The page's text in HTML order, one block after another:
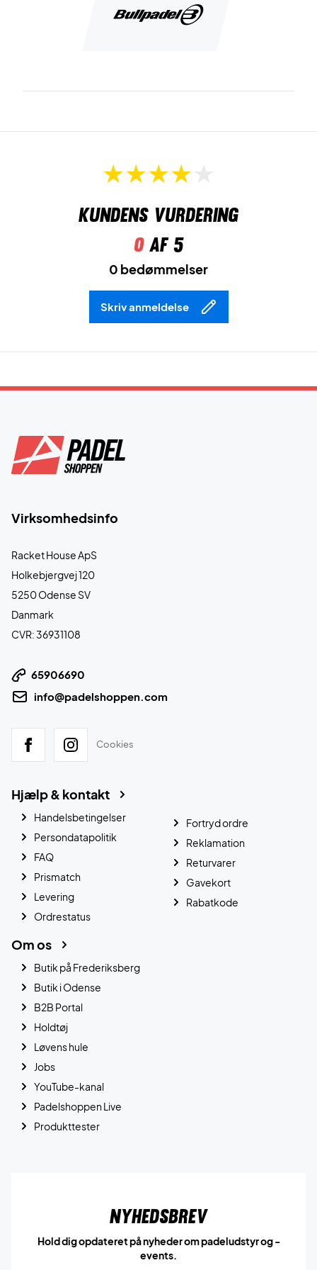
rammebeskytter placeret langs
Kundens vurdering
0af 5
0 bedømmelser
Skriv anmeldelse
Virksomhedsinfo
Racket House ApS
Holkebjergvej 120
5250 Odense SV
Danmark
CVR: 36931108
65906690
info@padelshoppen.com
Cookies
Hjælp & kontakt
Handelsbetingelser
Persondatapolitik
FAQ
Prismatch
Levering
Ordrestatus
Fortryd ordre
Reklamation
Returvarer
Gavekort
Rabatkode
Om os
Butik på Frederiksberg
Butik i Odense
B2B Portal
Holdtøj
Løvens hule
Jobs
YouTube-kanal
Padelshoppen Live
Produkttester
Nyhedsbrev
Hold dig opdateret på nyheder om padeludstyr og -
events.